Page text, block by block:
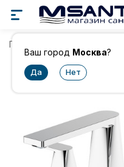
Ваш город Москва?
Главная